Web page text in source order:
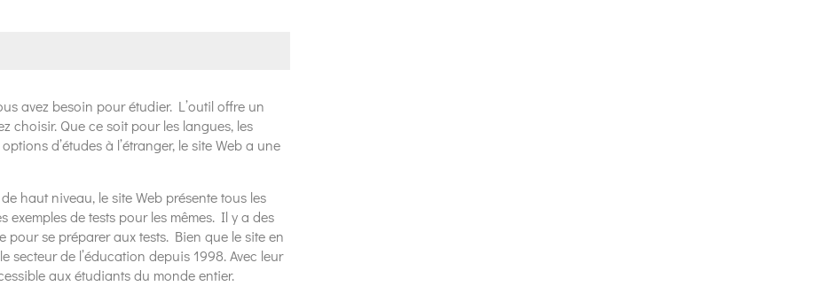
avez besoin pour étudier. L’outil offre un
choisir. Que ce soit pour les langues, les
d’études à l’étranger, le site Web a une
haut niveau, le site Web présente tous les
exemples de tests pour les mêmes. Il y a des
se préparer aux tests. Bien que le site en
secteur de l’éducation depuis 1998. Avec leur
aux étudiants du monde entier.